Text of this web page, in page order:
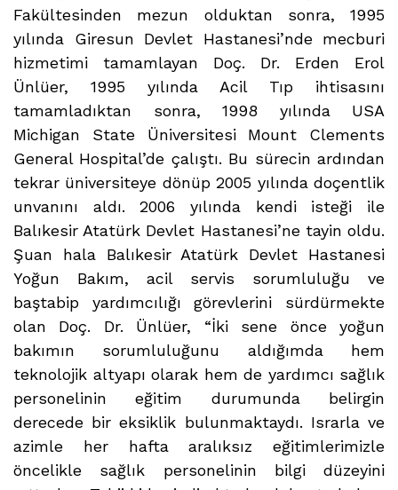
Fakültesinden mezun olduktan sonra, 1995
yılında Giresun Devlet Hastanesi’nde mecburi
hizmetimi tamamlayan Doç. Dr. Erden Erol
Ünlüer, 1995 yılında Acil Tıp ihtisasını
tamamladıktan sonra, 1998 yılında USA
Michigan State Üniversitesi Mount Clements
General Hospital’de çalıştı. Bu sürecin ardından
tekrar üniversiteye dönüp 2005 yılında doçentlik
unvanını aldı. 2006 yılında kendi isteği ile
Balıkesir Atatürk Devlet Hastanesi’ne tayin oldu.
Şuan hala Balıkesir Atatürk Devlet Hastanesi
Yoğun Bakım, acil servis sorumluluğu ve
baştabip yardımcılığı görevlerini sürdürmekte
olan Doç. Dr. Ünlüer, “İki sene önce yoğun
bakımın sorumluluğunu aldığımda hem
teknolojik altyapı olarak hem de yardımcı sağlık
personelinin eğitim durumunda belirgin
derecede bir eksiklik bulunmaktaydı. Israrla ve
azimle her hafta aralıksız eğitimlerimizle
öncelikle sağlık personelinin bilgi düzeyini